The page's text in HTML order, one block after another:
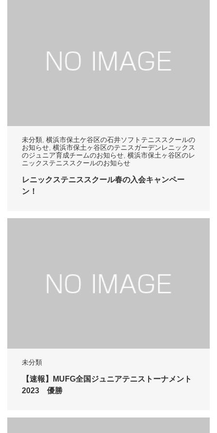
未分類 横浜市保土ケ谷区の石井ソフトテニススクールの
お知らせ 横浜市保土ヶ谷区のテニスガーデンレニックス
のジュニア育成チームのお知らせ 横浜市保土ヶ谷区のレ
ニックステニススクールのお知らせ
レニックステニススクール春の入会キャンペー
ン！
未分類
【速報】MUFG全国ジュニアテニストーナメント
2023 優勝